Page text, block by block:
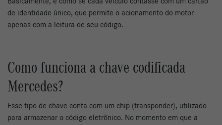
de identidade único, que permite o acionamento do motor
apenas com a leitura de seu código.
Como funciona a chave codificada
Mercedes?
Esse tipo de chave conta com um chip (transponder), utilizado
para armazenar o código eletrônico. No momento em que a